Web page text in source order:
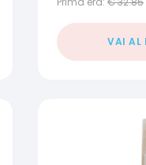
VAI AL